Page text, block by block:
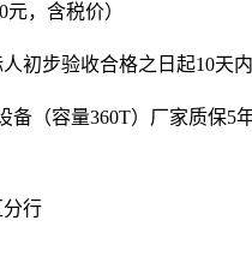
元，含税价）
初步验收合格之日起10天
（容量360T）厂家质保5
行